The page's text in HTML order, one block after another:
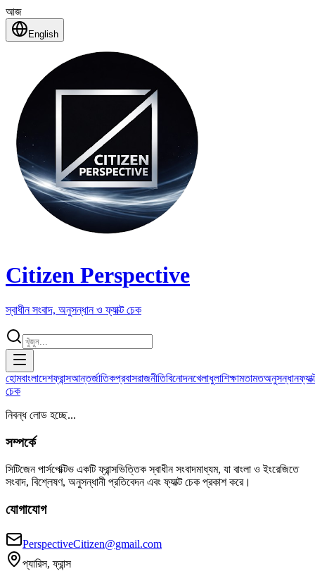
আজ
English
Citizen Perspective
স্বাধীন সংবাদ, অনুসন্ধান ও ফ্যাক্ট চেক
হোমবাংলাদেশফ্রান্সআন্তর্জাতিকপ্রবাসরাজনীতিবিনোদনখেলাধুলাশিক্ষামতামতঅনুসন্ধান
চেক
নিবন্ধ লোড হচ্ছে...
সম্পর্কে
সিটিজেন পার্সপেক্টিভ একটি ফ্রান্সভিত্তিক স্বাধীন সংবাদমাধ্যম, যা বাংলা ও ইংরেজিতে
সংবাদ, বিশ্লেষণ, অনুসন্ধানী প্রতিবেদন এবং ফ্যাক্ট চেক প্রকাশ করে।
যোগাযোগ
PerspectiveCitizen@gmail.com
প্যারিস, ফ্রান্স